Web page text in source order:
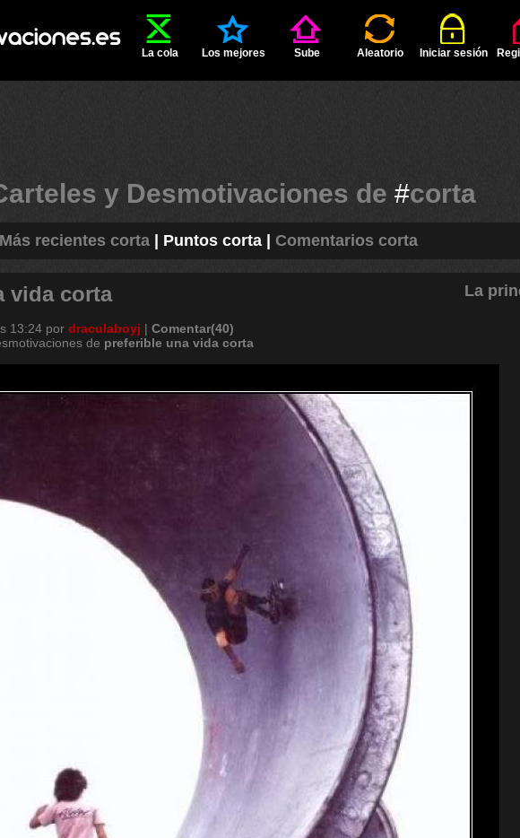
La cola Los mejores Sube Aleatorio Iniciar sesión
y Desmotivaciones de #corta
Más recientes corta| Puntos corta| Comentarios corta
vida corta La
13:24 por draculaboyj | Comentar(40)
de preferible una vida corta